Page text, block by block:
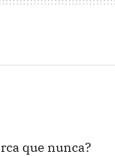
que nunca?